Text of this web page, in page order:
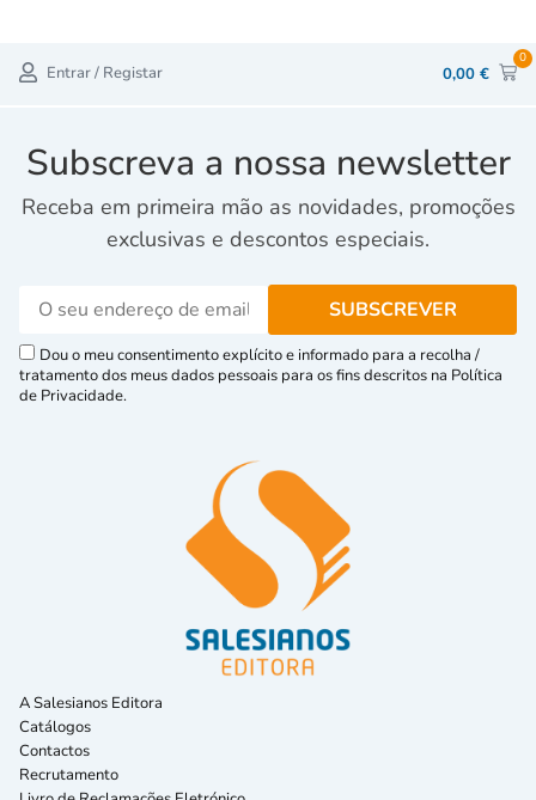
Entrar / Registar 0,00 €
0
Subscreva a nossa newsletter
Receba em primeira mão as novidades, promoções
exclusivas e descontos especiais.
Dou o meu consentimento explícito e informado para a recolha /
tratamento dos meus dados pessoais para os fins descritos na Política
de Privacidade.
A Salesianos Editora
Catálogos
Contactos
Recrutamento